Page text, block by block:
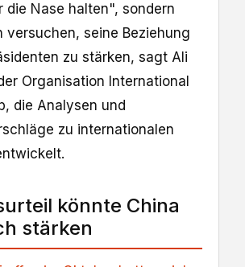
die Nase halten", sondern
versuchen, seine Beziehung
zu stärken, sagt Ali
Organisation International
die Analysen und
zu internationalen
könnte China
stärken